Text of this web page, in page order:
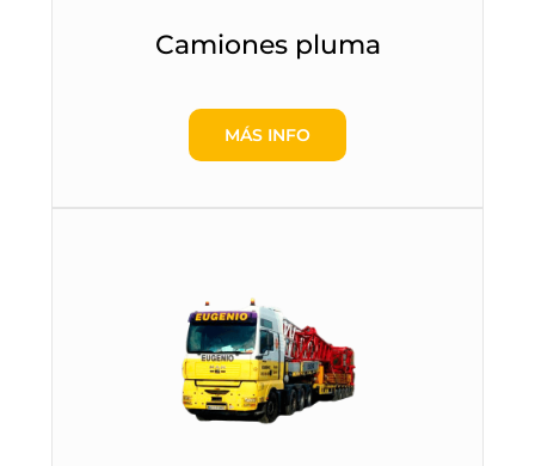
Camiones pluma
MÁS INFO